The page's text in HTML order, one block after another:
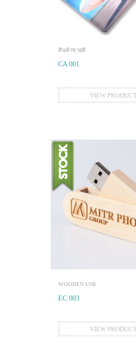
สินค้าขายดี
CA 001
VIEW
WOODEN USB
EC 003
VIEW